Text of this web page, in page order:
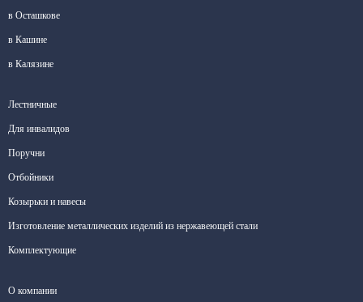
в Осташкове
в Кашине
в Калязине
Лестничные
Для инвалидов
Поручни
Отбойники
Козырьки и навесы
Изготовление металлических изделий из нержавеющей стали
Комплектующие
О компании